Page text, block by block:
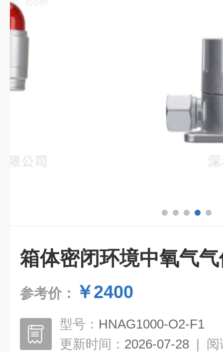
箱体密闭环境中氧气
参考价： ￥2400
型号： HNAG1000-O2-F1
更新时间： 2026-07-28 | 阅